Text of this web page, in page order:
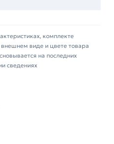
позиции, кликните
или нажмите на
. Также можете купить
на сайте.
в Москве и области.
комплекте
внешнем виде и цвете товара
на последних
сведениях